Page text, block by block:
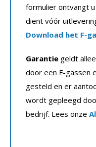
formulier ontvangt
dient vóór
Download het F-
Garantie geldt
door een F-gassen
gesteld en er
wordt gepleegd
bedrijf. Lees onze